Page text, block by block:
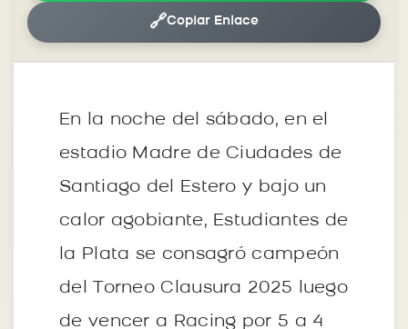
🔗Copiar Enlace
En la noche del sábado, en el
estadio Madre de Ciudades de
Santiago del Estero y bajo un
calor agobiante, Estudiantes de
la Plata se consagró campeón
del Torneo Clausura 2025 luego
de vencer a Racing por 5 a 4